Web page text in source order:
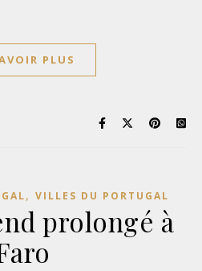
PLUS
, VILLES DU PORTUGAL
prolongé à